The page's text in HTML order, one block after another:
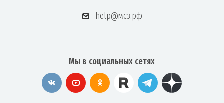
help@мсз.рф
Мы в социальных сетях